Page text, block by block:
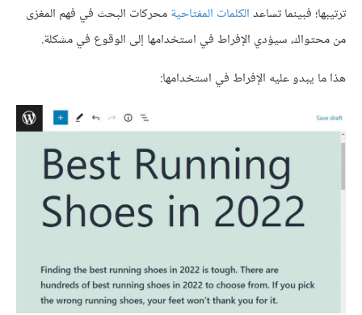
ترتيبها؛ فبينما تساعدالكلمات المفتاحيةمحركات البحث في فهم المغزى
من محتواك، سيؤدي الإفراط في استخدامها إلى الوقوع في مشكلة.
هذا ما يبدو عليه الإفراط في استخدامها: